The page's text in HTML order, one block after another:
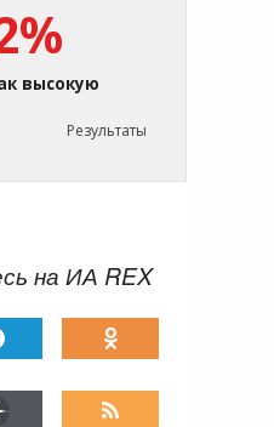
высокую
Результаты
на ИА REX